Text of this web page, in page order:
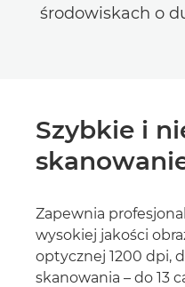
środowiskach o
Szybkie i
Zapewnia
wysokiej jakości
optycznej 1200 dpi,
skanowania – do 13